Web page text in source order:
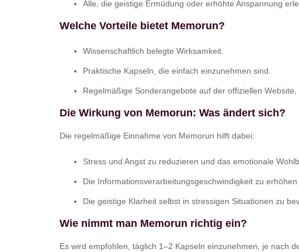
Alle, die geistige Ermüdung oder erhöhte Anspannung
Welche Vorteile bietet Memorun?
Wissenschaftlich belegte Wirksamkeit.
Praktische Kapseln, die einfach einzunehmen sind.
Regelmäßige Sonderangebote auf der offiziellen
Die Wirkung von Memorun: Was ändert sich?
Die regelmäßige Einnahme von Memorun hilft dabei:
Stress und Angst zu reduzieren und das emotionale
Die Informationsverarbeitungsgeschwindigkeit zu
Die geistige Klarheit selbst in stressigen Situationen zu
Wie nimmt man Memorun richtig ein?
Es wird empfohlen, täglich 1–2 Kapseln einzunehmen, je nach